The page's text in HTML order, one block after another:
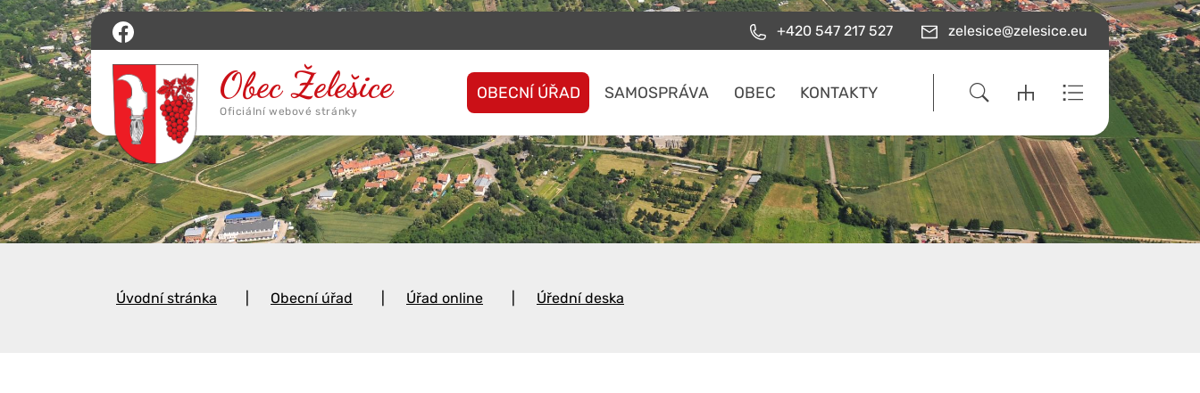
+420 547 217 527 zelesice@zelesice.eu
OBECNÍ ÚŘAD SAMOSPRÁVA OBEC KONTAKTY
Úvodní stránka Obecní úřad Úřad online Úřední deska